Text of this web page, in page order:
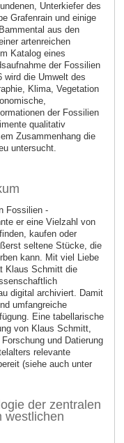
Unterkiefer des
Grafenrain und einige
aus den
artenreichen
Katalog eines
der Fossilien
wird die Umwelt des
Klima, Vegetation
der Fossilien
qualitativ
Zusammenhang die
untersucht.
Fossilien -
er eine Vielzahl von
kaufen oder
seltene Stücke, die
kann. Mit viel Liebe
Klaus Schmitt die
digital archiviert. Damit
umfangreiche
Eine tabellarische
von Klaus Schmitt,
und Datierung
relevante
(siehe auch unter
der zentralen
westlichen